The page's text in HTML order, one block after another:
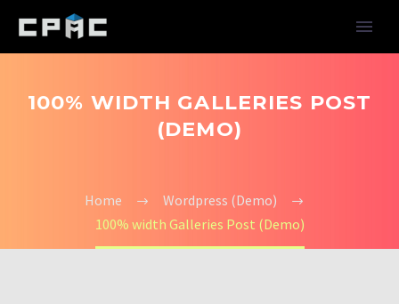
100% WIDTH GALLERIES POST
(DEMO)
Home
Wordpress (Demo)
100% width Galleries Post (Demo)